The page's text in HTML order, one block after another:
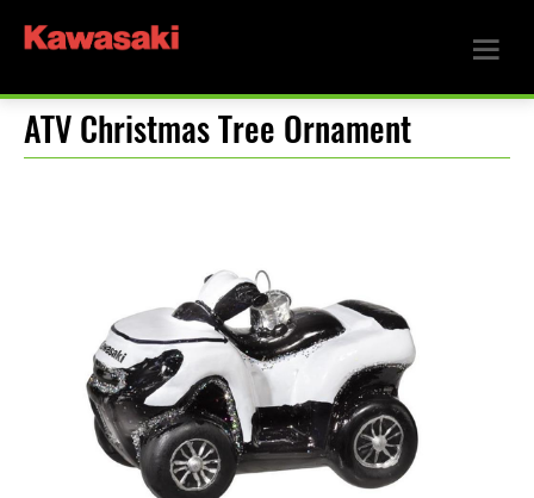
ATV Christmas Tree Ornament